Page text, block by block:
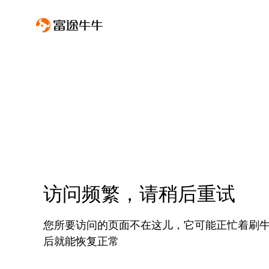
访问频繁，请稍后重试
您所要访问的页面不在这儿，它可能正忙着刷
后就能恢复正常